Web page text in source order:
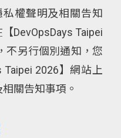
權聲明及相關告知
DevOpsDays Taipei
不另行個別通知，您
Taipei 2026】網站上
關告知事項。